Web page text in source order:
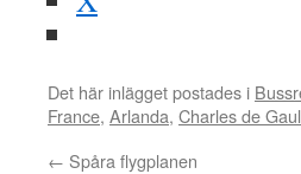
Det här inlägget postades i
France, Arlanda, Charles de
← Spåra flygplanen